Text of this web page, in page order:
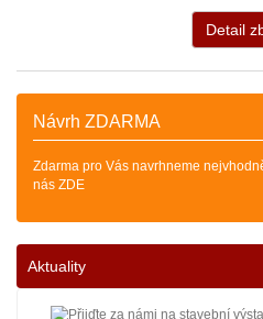
Detail
Návrh ZDARMA
Zdarma pro Vás navrhneme
nás ZDE
Aktuality